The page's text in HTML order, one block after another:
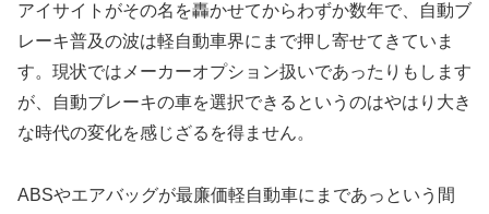
アイサイトがその名を轟かせてからわずか数年で、自動ブ
レーキ普及の波は軽自動車界にまで押し寄せてきていま
す。現状ではメーカーオプション扱いであったりもします
が、自動ブレーキの車を選択できるというのはやはり大き
な時代の変化を感じざるを得ません。
ABSやエアバッグが最廉価軽自動車にまであっという間